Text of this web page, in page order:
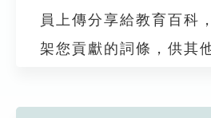
員上傳分享給教育百科
架您貢獻的詞條，供其